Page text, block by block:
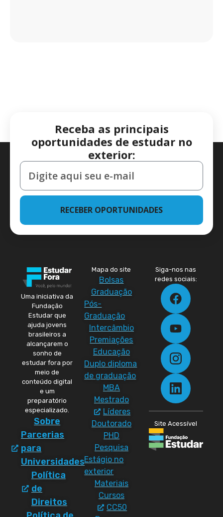
Receba as principais
oportunidades de estudar no
exterior:
RECEBER OPORTUNIDADES
Uma iniciativa da
Fundação
Estudar que
ajuda jovens
brasileiros a
alcançarem o
sonho de
estudar fora por
meio de
conteúdo digital
e um
preparatório
especializado.
Sobre
Parcerias
para
Universidades
Política
de
Direitos
Mapa do site
Bolsas
Graduação
Pós-
Graduação
Intercâmbio
Premiações
Educação
Duplo diploma
de graduação
MBA
Mestrado
Líderes
Doutorado
PHD
Pesquisa
Estágio no
exterior
Materiais
Cursos
CC50
Siga-nos nas
redes sociais:
Site Acessível